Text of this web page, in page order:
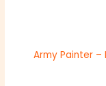
Army Painter –